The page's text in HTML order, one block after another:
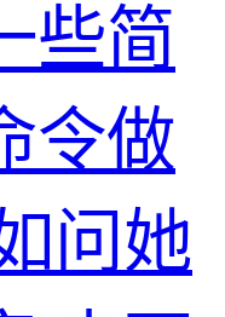
些简
令做
问她